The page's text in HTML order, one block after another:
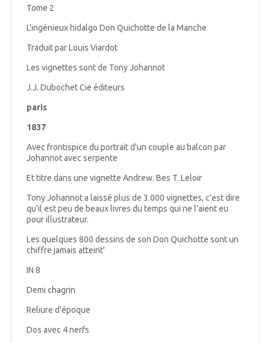
Tome 2
L'ingénieux hidalgo Don Quichotte de la Manche
Traduit par Louis Viardot
Les vignettes sont de Tony Johannot
J.J. Dubochet Cie éditeurs
paris
1837
Avec frontispice du portrait d'un couple au balcon par
Johannot avec serpente
Et titre dans une vignette Andrew. Bes T. Leloir
Tony Johannot a laissé plus de 3.000 vignettes, c'est dire
qu'il est peu de beaux livres du temps qui ne l'aient eu
pour illustrateur.
Les quelques 800 dessins de son Don Quichotte sont un
chiffre jamais atteint'
IN 8
Demi chagrin
Reliure d'époque
Dos avec 4 nerfs